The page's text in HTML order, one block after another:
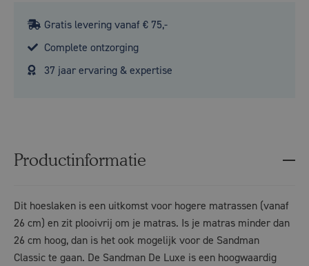
Gratis levering vanaf € 75,-
Complete ontzorging
37 jaar ervaring & expertise
Productinformatie
Dit hoeslaken is een uitkomst voor hogere matrassen (vanaf
26 cm) en zit plooivrij om je matras. Is je matras minder dan
26 cm hoog, dan is het ook mogelijk voor de Sandman
Classic te gaan. De Sandman De Luxe is een hoogwaardig